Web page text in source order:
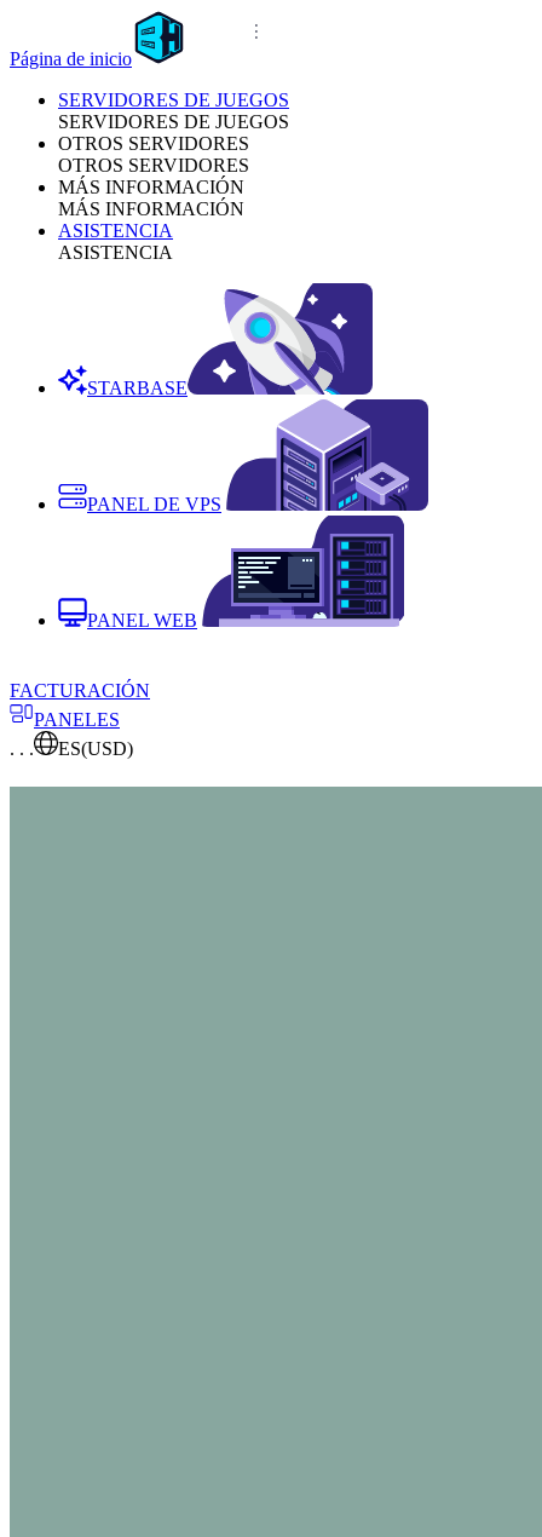
Página de inicio
SERVIDORES DE JUEGOS
SERVIDORES DE JUEGOS
OTROS SERVIDORES
OTROS SERVIDORES
MÁS INFORMACIÓN
MÁS INFORMACIÓN
ASISTENCIA
ASISTENCIA
STARBASE
PANEL DE VPS
PANEL WEB
FACTURACIÓN
PANELES
. . .
ES(USD)